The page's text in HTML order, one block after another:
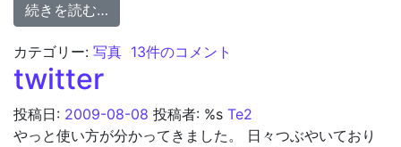
続きを読む…
カテゴリー: 写真 金沢旅行 への
13件のコメント
twitter
投稿日: 2009-08-08 投稿者: %s Te2
やっと使い方が分かってきました。 日々つぶやいており